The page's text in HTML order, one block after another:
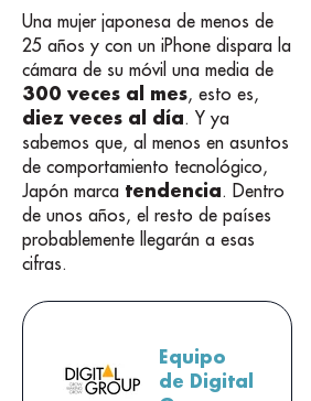
Una mujer japonesa de menos de
25 años y con un iPhone dispara la
cámara de su móvil una media de
300 veces al mes, esto es,
diez veces al día. Y ya
sabemos que, al menos en asuntos
de comportamiento tecnológico,
Japón marca tendencia. Dentro
de unos años, el resto de países
probablemente llegarán a esas
cifras.
Equipo
de Digital